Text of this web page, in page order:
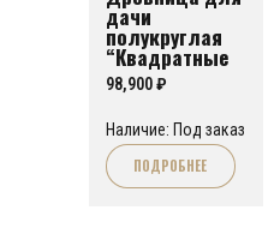
дачи
полукруглая
“Квадратные
полки”
98,900₽
Наличие: Под заказ
ПОДРОБНЕЕ